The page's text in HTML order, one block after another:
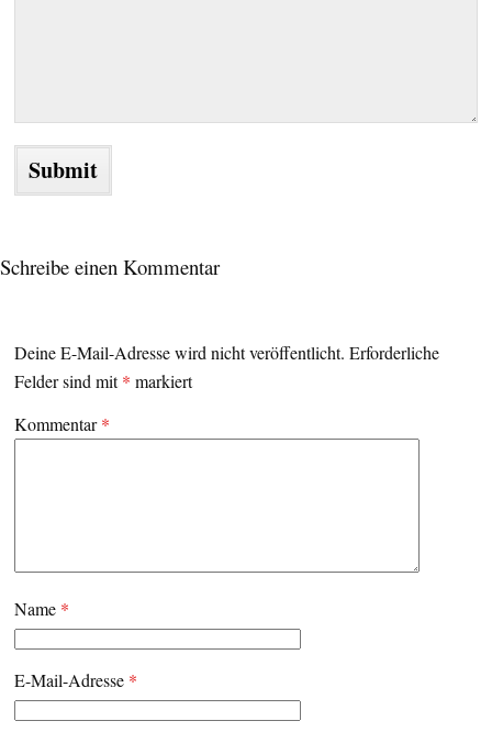
Schreibe einen Kommentar
Deine E-Mail-Adresse wird nicht veröffentlicht. Erforderliche
Felder sind mit* markiert
Kommentar*
Name *
E-Mail-Adresse *